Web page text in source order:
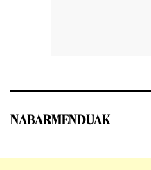
NABARMENDUAK